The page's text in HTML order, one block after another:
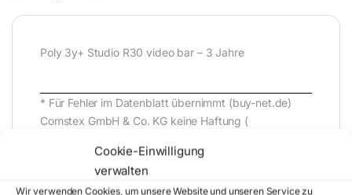
Cookie-Einwilligung
verwalten
Wir verwenden Cookies, um unsere Website und unseren Service zu
Poly 3y+ Studio R30 video bar – 3 Jahre
* Für Fehler im Datenblatt übernimmt (buy-net.de)
Comstex GmbH & Co. KG keine Haftung (